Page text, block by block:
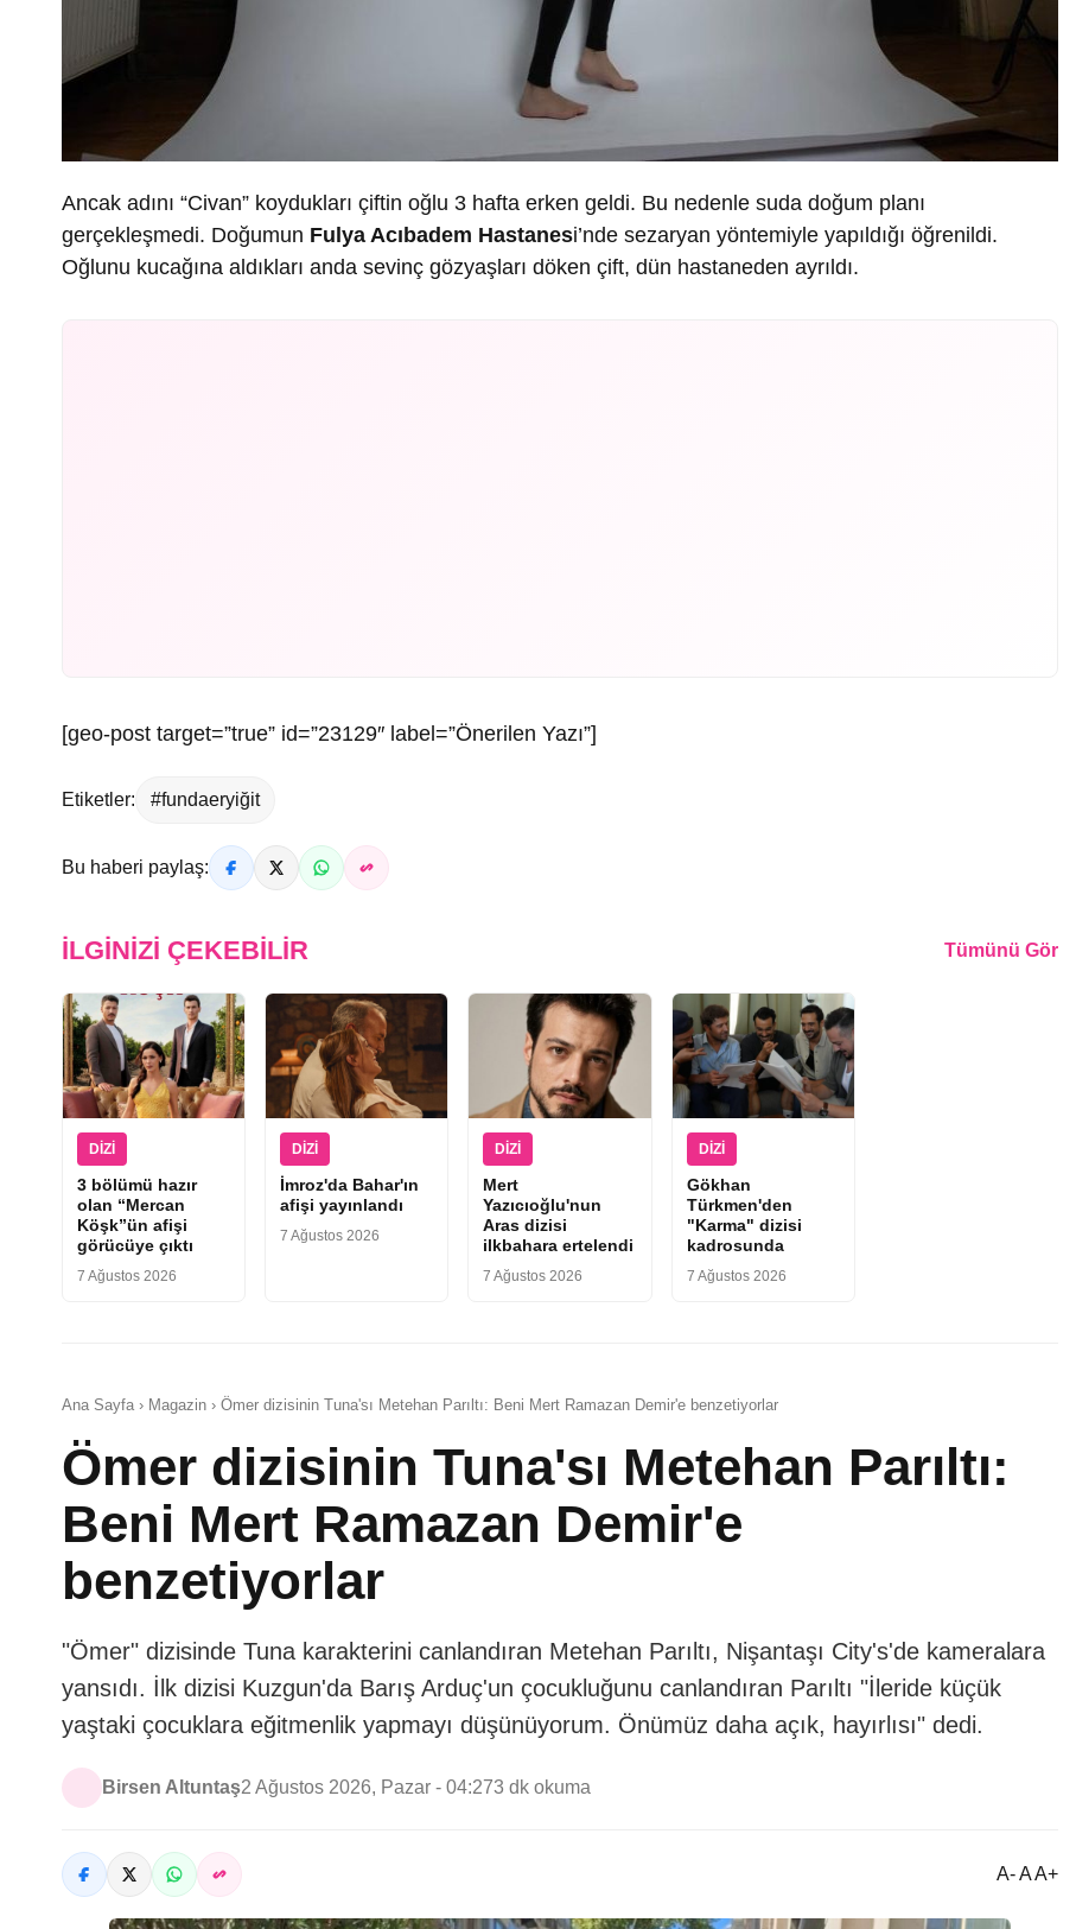
Ancak adını “Civan” koydukları çiftin oğlu 3 hafta erken geldi. Bu nedenle suda doğum planı
gerçekleşmedi. Doğumun Fulya Acıbadem Hastanesi’nde sezaryan yöntemiyle yapıldığı öğrenildi.
Oğlunu kucağına aldıkları anda sevinç gözyaşları döken çift, dün hastaneden ayrıldı.
[geo-post target=”true” id=”23129″ label=”Önerilen Yazı”]
Etiketler: #fundaeryiğit
Bu haberi paylaş:
İLGINIZI ÇEKEBILIR Tümünü Gör
DIZI
3 bölümü hazır
olan “Mercan
Köşk”ün afişi
görücüye çıktı
7 Ağustos 2026
DIZI
İmroz'da Bahar'ın
afişi yayınlandı
7 Ağustos 2026
DIZI
Mert
Yazıcıoğlu'nun
Aras dizisi
ilkbahara ertelendi
7 Ağustos 2026
DIZI
Gökhan
Türkmen'den
"Karma" dizisi
kadrosunda
7 Ağustos 2026
Ana Sayfa › Magazin › Ömer dizisinin Tuna'sı Metehan Parıltı: Beni Mert Ramazan Demir'e benzetiyorlar
Ömer dizisinin Tuna'sı Metehan Parıltı:
Beni Mert Ramazan Demir'e
benzetiyorlar
"Ömer" dizisinde Tuna karakterini canlandıran Metehan Parıltı, Nişantaşı City's'de kameralara
yansıdı. İlk dizisi Kuzgun'da Barış Arduç'un çocukluğunu canlandıran Parıltı "İleride küçük
yaştaki çocuklara eğitmenlik yapmayı düşünüyorum. Önümüz daha açık, hayırlısı" dedi.
Birsen Altuntaş2 Ağustos 2026, Pazar - 04:273 dk okuma
A- A A+